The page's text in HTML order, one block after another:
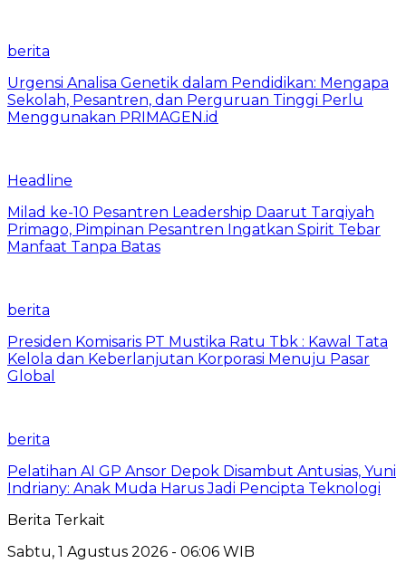
berita
Urgensi Analisa Genetik dalam Pendidikan: Mengapa
Sekolah, Pesantren, dan Perguruan Tinggi Perlu
Menggunakan PRIMAGEN.id
Headline
Milad ke-10 Pesantren Leadership Daarut Tarqiyah
Primago, Pimpinan Pesantren Ingatkan Spirit Tebar
Manfaat Tanpa Batas
berita
Presiden Komisaris PT Mustika Ratu Tbk : Kawal Tata
Kelola dan Keberlanjutan Korporasi Menuju Pasar
Global
berita
Pelatihan AI GP Ansor Depok Disambut Antusias, Yuni
Indriany: Anak Muda Harus Jadi Pencipta Teknologi
Berita Terkait
Sabtu, 1 Agustus 2026 - 06:06 WIB